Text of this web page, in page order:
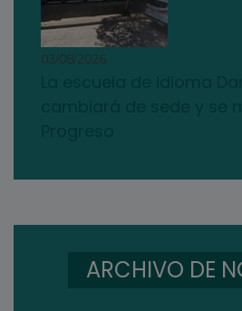
03/08/2026
ARCHIVO DE